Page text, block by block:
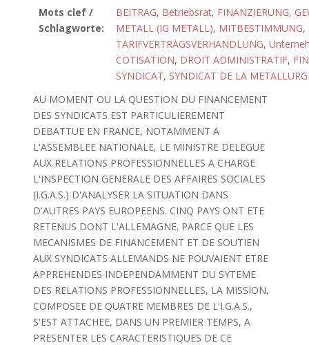
Mots clef /
Schlagworte:
BEITRAG, Betriebsrat, FINANZIERUNG,
METALL (IG METALL), MITBESTIMMUNG,
TARIFVERTRAGSVERHANDLUNG,
COTISATION, DROIT ADMINISTRATIF,
SYNDICAT, SYNDICAT DE LA
AU MOMENT OU LA QUESTION DU FINANCEMENT
DES SYNDICATS EST PARTICULIEREMENT
DEBATTUE EN FRANCE, NOTAMMENT A
L'ASSEMBLEE NATIONALE, LE MINISTRE DELEGUE
AUX RELATIONS PROFESSIONNELLES A CHARGE
L'INSPECTION GENERALE DES AFFAIRES SOCIALES
(I.G.A.S.) D'ANALYSER LA SITUATION DANS
D'AUTRES PAYS EUROPEENS. CINQ PAYS ONT ETE
RETENUS DONT L'ALLEMAGNE. PARCE QUE LES
MECANISMES DE FINANCEMENT ET DE SOUTIEN
AUX SYNDICATS ALLEMANDS NE POUVAIENT ETRE
APPREHENDES INDEPENDAMMENT DU SYTEME
DES RELATIONS PROFESSIONNELLES, LA MISSION,
COMPOSEE DE QUATRE MEMBRES DE L'I.G.A.S.,
S'EST ATTACHEE, DANS UN PREMIER TEMPS, A
PRESENTER LES CARACTERISTIQUES DE CE